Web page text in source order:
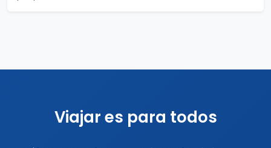
USD $2,597